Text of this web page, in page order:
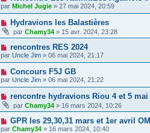
par Michel Jugie » 27 mai 2024, 20:59
Hydravions les Balastières
par Chamy34 » 15 avr. 2024, 23:28
rencontres RES 2024
par Uncle Jim » 06 mai 2024, 21:17
Concours F5J GB
par Uncle Jim » 06 mai 2024, 21:22
rencontre hydravions Riou 4 et 5 mai
par Chamy34 » 16 mars 2024, 10:26
GPR les 29,30,31 mars et 1er avril
par Chamy34 » 16 mars 2024, 10:40